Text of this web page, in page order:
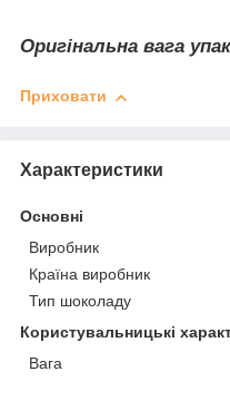
Оригінальна вага
Приховати
Характеристики
Основні
Виробник
Країна виробник
Тип шоколаду
Користувальницькі
Вага